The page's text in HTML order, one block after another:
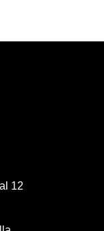
12